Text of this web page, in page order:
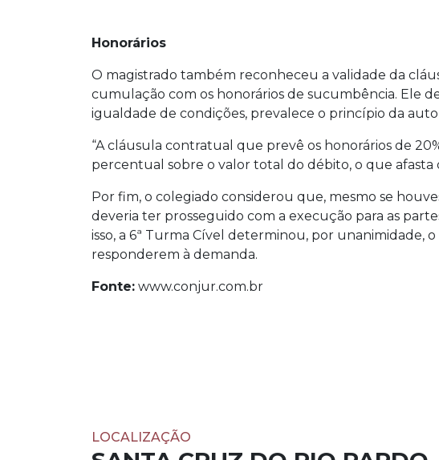
Honorários
O magistrado também reconheceu a validade da
cumulação com os honorários de sucumbência. Ele
igualdade de condições, prevalece o princípio da
“A cláusula contratual que prevê os honorários de
percentual sobre o valor total do débito, o que
Por fim, o colegiado considerou que, mesmo se
deveria ter prosseguido com a execução para as
isso, a 6ª Turma Cível determinou, por unanimidade,
responderem à demanda.
Fonte: www.conjur.com.br
LOCALIZAÇÃO